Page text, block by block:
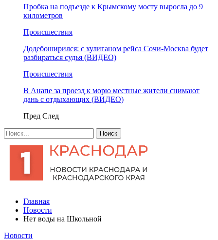
Пробка на подъезде к Крымскому мосту выросла до 9
километров
Происшествия
Додебоширился: с хулиганом рейса Сочи-Москва будет
разбираться судья (ВИДЕО)
Происшествия
В Анапе за проезд к морю местные жители снимают
дань с отдыхающих (ВИДЕО)
Пред След
Главная
Новости
Нет воды на Школьной
Новости